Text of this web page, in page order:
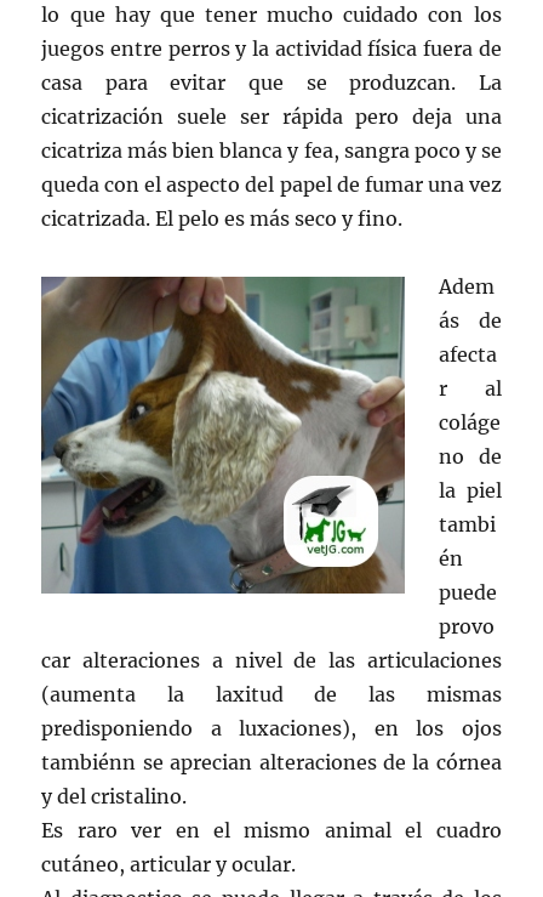
lo que hay que tener mucho cuidado con los
juegos entre perros y la actividad física fuera de
casa para evitar que se produzcan. La
cicatrización suele ser rápida pero deja una
cicatriza más bien blanca y fea, sangra poco y se
queda con el aspecto del papel de fumar una vez
cicatrizada. El pelo es más seco y fino.
Adem
ás de
afecta
r al
coláge
no de
la piel
tambi
én
puede
provo
car alteraciones a nivel de las articulaciones
(aumenta la laxitud de las mismas
predisponiendo a luxaciones), en los ojos
tambiénn se aprecian alteraciones de la córnea
y del cristalino.
Es raro ver en el mismo animal el cuadro
cutáneo, articular y ocular.